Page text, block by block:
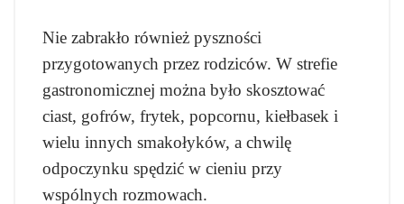
Nie zabrakło również pyszności
przygotowanych przez rodziców. W strefie
gastronomicznej można było skosztować
ciast, gofrów, frytek, popcornu, kiełbasek i
wielu innych smakołyków, a chwilę
odpoczynku spędzić w cieniu przy
wspólnych rozmowach.